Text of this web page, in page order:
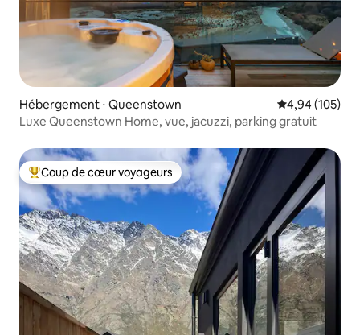
Hébergement ⋅ Queenstown Évaluation
4,94 (105)
Luxe Queenstown Home, vue, jacuzzi, parking gratuit
Coups de cœur voyageurs les plus appréciés
Coup de cœur voyageurs